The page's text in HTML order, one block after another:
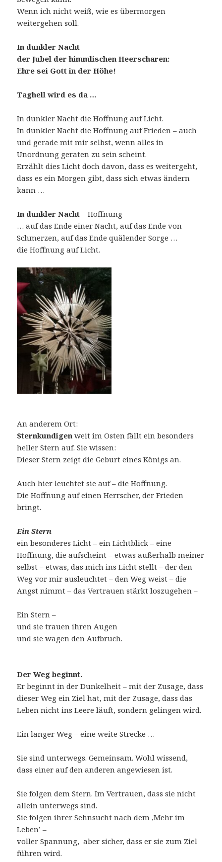
Wenn ich nicht weiß, wie es übermorgen
weitergehen soll.
In dunkler Nacht
der Jubel der himmlischen Heerscharen:
Ehre sei Gott in der Höhe!
Taghell wird es da …
In dunkler Nacht die Hoffnung auf Licht.
In dunkler Nacht die Hoffnung auf Frieden – auch
und gerade mit mir selbst, wenn alles in
Unordnung geraten zu sein scheint.
Erzählt dies Licht doch davon, dass es weitergeht,
dass es ein Morgen gibt, dass sich etwas ändern
kann …
In dunkler Nacht – Hoffnung
… auf das Ende einer Nacht, auf das Ende von
Schmerzen, auf das Ende quälender Sorge …
die Hoffnung auf Licht.
An anderem Ort:
Sternkundigen weit im Osten fällt ein besonders
heller Stern auf. Sie wissen:
Dieser Stern zeigt die Geburt eines Königs an.
Auch hier leuchtet sie auf – die Hoffnung.
Die Hoffnung auf einen Herrscher, der Frieden
bringt.
Ein Stern
ein besonderes Licht – ein Lichtblick – eine
Hoffnung, die aufscheint – etwas außerhalb meiner
selbst – etwas, das mich ins Licht stellt – der den
Weg vor mir ausleuchtet – den Weg weist – die
Angst nimmt – das Vertrauen stärkt loszugehen –
Ein Stern –
und sie trauen ihren Augen
und sie wagen den Aufbruch.
Der Weg beginnt.
Er beginnt in der Dunkelheit – mit der Zusage, dass
dieser Weg ein Ziel hat, mit der Zusage, dass das
Leben nicht ins Leere läuft, sondern gelingen wird.
Ein langer Weg – eine weite Strecke …
Sie sind unterwegs. Gemeinsam. Wohl wissend,
dass einer auf den anderen angewiesen ist.
Sie folgen dem Stern. Im Vertrauen, dass sie nicht
allein unterwegs sind.
Sie folgen ihrer Sehnsucht nach dem ‚Mehr im
Leben’ –
voller Spannung, aber sicher, dass er sie zum Ziel
führen wird.